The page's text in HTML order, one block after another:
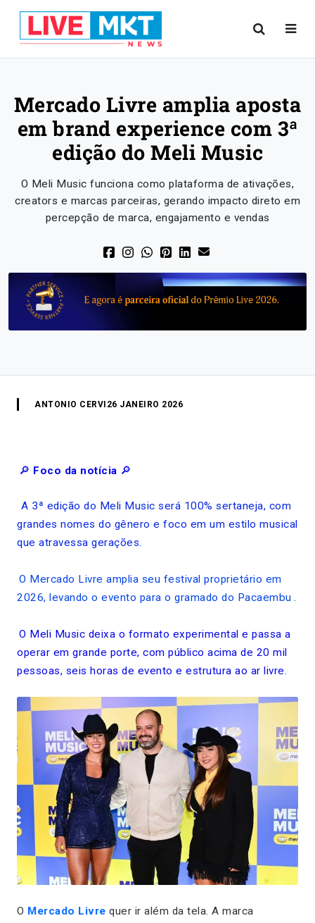
Mercado Livre amplia aposta
em brand experience com 3ª
edição do Meli Music
O Meli Music funciona como plataforma de ativações,
creators e marcas parceiras, gerando impacto direto em
percepção de marca, engajamento e vendas
ANTONIO CERVI 26 JANEIRO 2026
🔎 Foco da notícia 🔎
A 3ª edição do Meli Music será 100% sertaneja, com
grandes nomes do gênero e foco em um estilo musical
que atravessa gerações.
O Mercado Livre amplia seu festival proprietário em
2026, levando o evento para o gramado do Pacaembu .
O Meli Music deixa o formato experimental e passa a
operar em grande porte, com público acima de 20 mil
pessoas, seis horas de evento e estrutura ao ar livre.
O Mercado Livre quer ir além da tela. A marca